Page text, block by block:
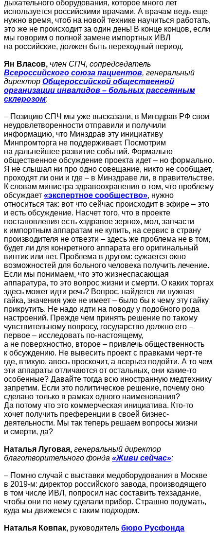
дыхательного оборудования, которое много лет
используется российскими врачами. А врачам ведь еще
нужно время, чтоб на новой технике научиться работать,
это же не происходит за один день! В конце концов, если
мы говорим о полной замене импортных ИВЛ
на российские, должен быть переходный период.
Ян Власов, член СПЧ, сопредседатель
Всероссийского союза пациентов, генеральный
директор Общероссийской общественной
организации инвалидов – больных рассеянным
склерозом:
– Позицию СПЧ мы уже высказали, в Минздрав РФ свои
неудовлетворенности отправили и получили
информацию, что Минздрав эту инициативу
Минпромторга не поддерживает. Посмотрим
на дальнейшее развитие событий. Формально
общественное обсуждение проекта идет – но формально.
Я не слышал ни про одно совещание, никто не сообщает,
проходят ли они и где – в Минздраве ли, в правительстве.
К словам министра здравоохранения о том, что проблему
обсуждает «экспертное сообщество», нужно
относиться так: вот что сейчас происходит в эфире – это
и есть обсуждение. Насчет того, что в проекте
постановления есть «здравое зерно», мол, запчасти
к импортным аппаратам не купить, на сервис в страну
производителя не отвезти – здесь же проблема не в том,
будет ли для конкретного аппарата его оригинальный
винтик или нет. Проблема в другом: сужается окно
возможностей для больного человека получить лечение.
Если мы понимаем, что это жизнеспасающая
аппаратура, то это вопрос жизни и смерти. О каких торгах
здесь может идти речь? Вопрос, найдется ли нужная
гайка, значения уже не имеет – было бы к чему эту гайку
прикрутить. Не надо идти на поводу у подобного рода
настроений. Прежде чем принять решение по такому
чувствительному вопросу, государство должно его –
первое – исследовать по-настоящему,
а не поверхностно, второе – привлечь общественность
к обсуждению. Не вывесить проект с правками черт-те
где, втихую, авось проскочит, а всерьез подойти. А то чем
эти аппараты отличаются от остальных, они какие-то
особенные? Давайте тогда всю иностранную медтехнику
запретим. Если это политическое решение, почему оно
сделано только в рамках одного наименования?
Да потому что это коммерческая инициатива. Кто-то
хочет получить преференции в своей бизнес-
деятельности. Мы так теперь решаем вопросы жизни
и смерти, да?
Наталья Луговая, генеральный директор
благотворительного фонда «Живи сейчас»:
– Помню случай с выставки медоборудования в Москве
в 2019-м: директор российского завода, производящего
в том числе ИВЛ, попросил нас составить техзадание,
чтобы они по нему сделали прибор. Страшно подумать,
куда мы движемся с таким подходом.
Наталья Ковпак, руководитель бюро Русфонда